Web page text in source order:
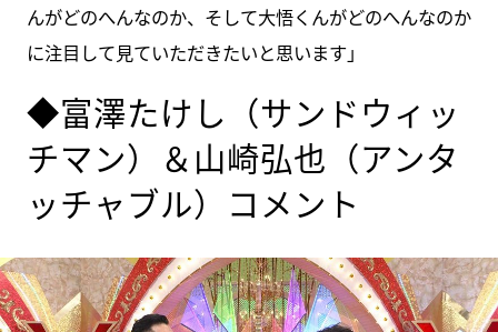
んがどのへんなのか、そして大悟くんがどのへんなのか
に注目して見ていただきたいと思います」
◆富澤たけし（サンドウィッ
チマン）＆山崎弘也（アンタ
ッチャブル）コメント